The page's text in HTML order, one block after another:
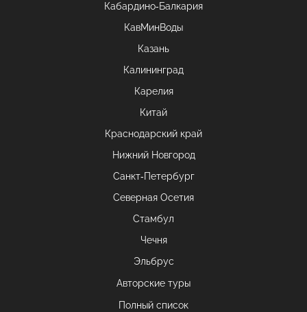
Кабардино-Балкария
КавМинВоды
Казань
Калининград
Карелия
Китай
Краснодарский край
Нижний Новгород
Санкт-Петербург
Северная Осетия
Стамбул
Чечня
Эльбрус
Авторские туры
Полный список